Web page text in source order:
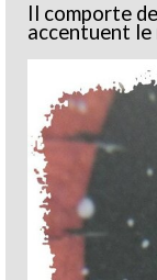
Il comporte
accentuent le